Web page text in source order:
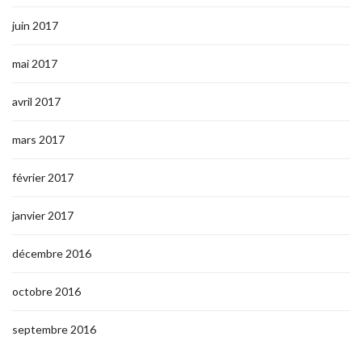
juin 2017
mai 2017
avril 2017
mars 2017
février 2017
janvier 2017
décembre 2016
octobre 2016
septembre 2016